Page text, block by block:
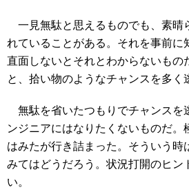
一見無駄と思えるものでも、素晴
れていることがある。それを事前に
直面しないとそれとわからないもの
と、拾い物のようなチャンスを多く
無駄を省いたつもりでチャンスを
ンジニアにはなりたくないものだ。
はみたが行き詰まった。そういう時
みてはどうだろう。状況打開のヒン
い。